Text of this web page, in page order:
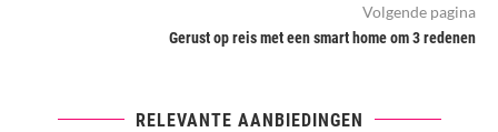
Volgende pagina
Gerust op reis met een smart home om 3 redenen
RELEVANTE AANBIEDINGEN